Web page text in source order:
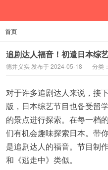
首页
追剧达人福音！初遣日本综
德井义实 发布于 2024-05-18 分类：
对于许多追剧达人来说，接
版，日本综艺节目也备受留
的景点进行探索。在每一档
们有机会趣味探索日本。带
是追剧达人的福音。节目制
和《逃走中》类似。